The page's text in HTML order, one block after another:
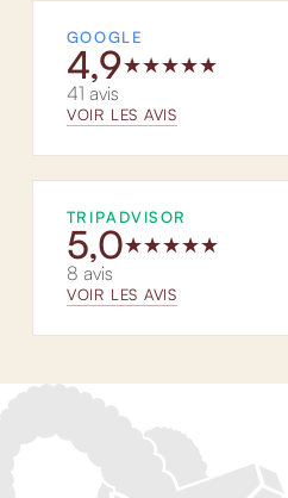
GOOGLE
4,9★★★★★
41 avis
VOIR LES AVIS
TRIPADVISOR
5,0★★★★★
8 avis
VOIR LES AVIS